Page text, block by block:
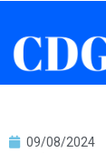
09/08/2024